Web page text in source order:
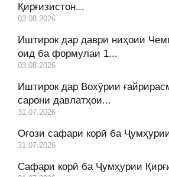
Қирғизистон...
03.08.2026
Иштирок дар даври ниҳоии
оид ба формулаи 1...
03.08.2026
Иштирок дар Вохӯрии
сарони давлатҳои...
31.07.2026
Оғози сафари корӣ ба
31.07.2026
Сафари корӣ ба Ҷумҳурии